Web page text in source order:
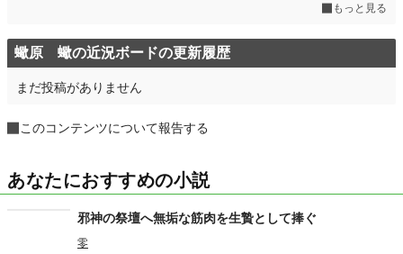
もっと見る
蠍原 蠍の近況ボードの更新履歴
まだ投稿がありません
このコンテンツについて報告する
あなたにおすすめの小説
邪神の祭壇へ無垢な筋肉を生贄として捧ぐ
零